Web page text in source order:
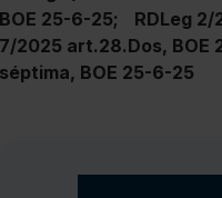
BOE 25-6-25;
RDLeg
7/2025 art.28.Dos, BOE
séptima, BOE 25-6-25